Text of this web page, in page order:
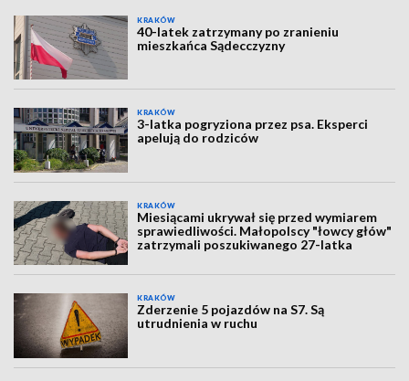
KRAKÓW
40-latek zatrzymany po zranieniu
mieszkańca Sądecczyzny
KRAKÓW
3-latka pogryziona przez psa. Eksperci
apelują do rodziców
KRAKÓW
Miesiącami ukrywał się przed wymiarem
sprawiedliwości. Małopolscy "łowcy głów"
zatrzymali poszukiwanego 27-latka
KRAKÓW
Zderzenie 5 pojazdów na S7. Są
utrudnienia w ruchu